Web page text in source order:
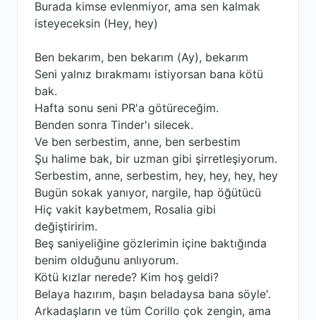
Burada kimse evlenmiyor, ama sen kalmak
isteyeceksin (Hey, hey)
Ben bekarım, ben bekarım (Ay), bekarım
Seni yalnız bırakmamı istiyorsan bana kötü
bak.
Hafta sonu seni PR'a götüreceğim.
Benden sonra Tinder'ı silecek.
Ve ben serbestim, anne, ben serbestim
Şu halime bak, bir uzman gibi şirretleşiyorum.
Serbestim, anne, serbestim, hey, hey, hey, hey
Bugün sokak yanıyor, nargile, hap öğütücü
Hiç vakit kaybetmem, Rosalia gibi
değiştiririm.
Beş saniyeliğine gözlerimin içine baktığında
benim olduğunu anlıyorum.
Kötü kızlar nerede? Kim hoş geldi?
Belaya hazırım, başın beladaysa bana söyle'.
Arkadaşların ve tüm Corillo çok zengin, ama